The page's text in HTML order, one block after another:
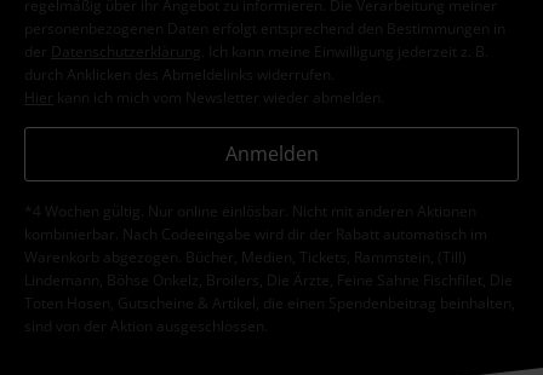
regelmäßig über ihr Angebot zu informieren. Die Verarbeitung meiner
personenbezogenen Daten erfolgt entsprechend den Bestimmungen in
der
Datenschutzerklärung
. Ich kann meine Einwilligung jederzeit z. B.
durch Anklicken des Abmeldelinks widerrufen.
Hier kann ich mich vom Newsletter wieder abmelden.
Anmelden
*4 Wochen gültig. Nur online einlösbar. Nicht mit anderen Aktionen
kombinierbar. Nach Codeeingabe wird dir der Rabatt automatisch im
Warenkorb abgezogen. Bücher, Medien, Tickets, Rammstein, (Till)
Lindemann, Böhse Onkelz, Broilers, Die Ärzte, Feine Sahne Fischfilet, Die
Toten Hosen, Gutscheine & Artikel, die einen Spendenbeitrag beinhalten,
sind von der Aktion ausgeschlossen.